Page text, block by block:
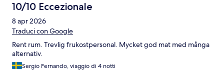
10/10 Eccezionale
8 apr 2026
Traduci con Google
Rent rum. Trevlig frukostpersonal. Mycket god mat med många
alternativ.
Sergio Fernando, viaggio di 4 notti